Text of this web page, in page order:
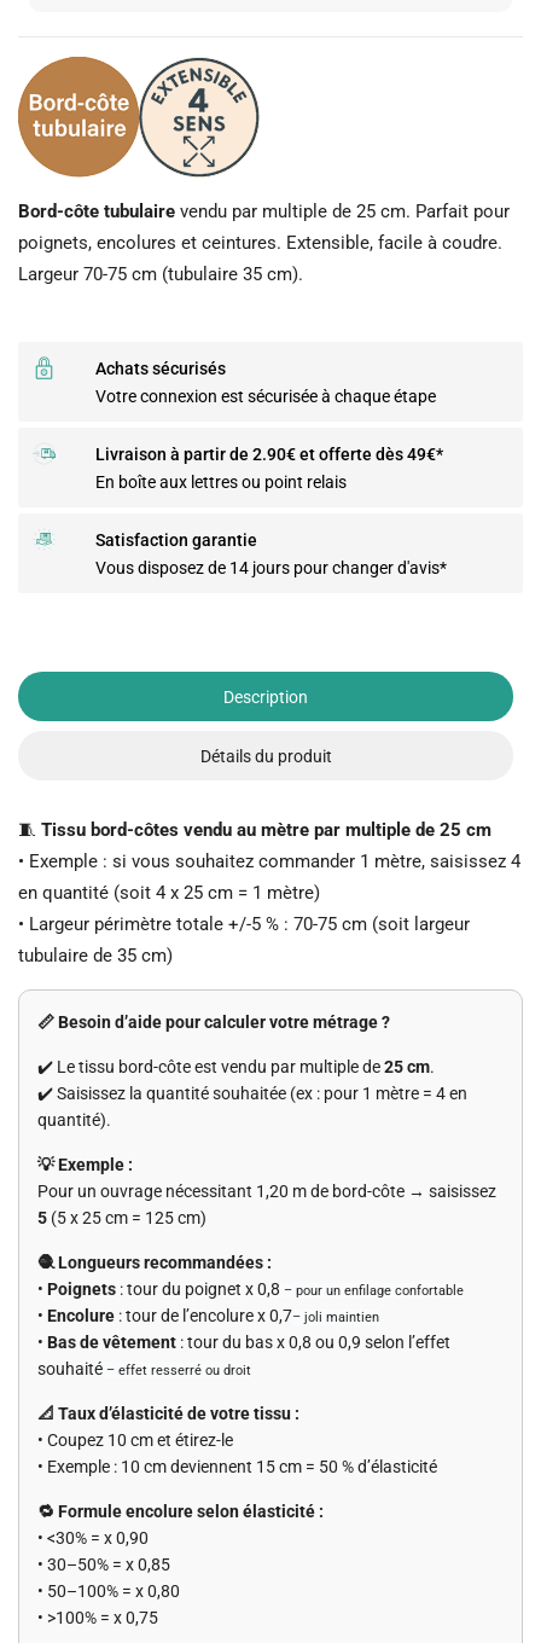
Bord-côte tubulaire vendu par multiple de 25 cm. Parfait pour
poignets, encolures et ceintures. Extensible, facile à coudre.
Largeur 70-75 cm (tubulaire 35 cm).
Achats sécurisés
Votre connexion est sécurisée à chaque étape
Livraison à partir de 2.90€ et offerte dès 49€*
En boîte aux lettres ou point relais
Satisfaction garantie
Vous disposez de 14 jours pour changer d'avis*
Description
Détails du produit
🧵 Tissu bord-côtes vendu au mètre par multiple de 25 cm
• Exemple : si vous souhaitez commander 1 mètre, saisissez 4
en quantité (soit 4 x 25 cm = 1 mètre)
• Largeur périmètre totale +/-5 % : 70-75 cm (soit largeur
tubulaire de 35 cm)
📏 Besoin d’aide pour calculer votre métrage ?
✔️ Le tissu bord-côte est vendu par multiple de25 cm.
✔️ Saisissez la quantité souhaitée (ex : pour 1 mètre = 4 en
quantité).
💡 Exemple :
Pour un ouvrage nécessitant 1,20 m de bord-côte → saisissez
5 (5 x 25 cm = 125 cm)
🧶 Longueurs recommandées :
• Poignets : tour du poignet x 0,8 – pour un enfilage confortable
• Encolure : tour de l’encolure x 0,7– joli maintien
• Bas de vêtement : tour du bas x 0,8 ou 0,9 selon l’effet
souhaité – effet resserré ou droit
📐 Taux d’élasticité de votre tissu :
• Coupez 10 cm et étirez-le
• Exemple : 10 cm deviennent 15 cm = 50 % d’élasticité
🔁 Formule encolure selon élasticité :
• <30% = x 0,90
• 30–50% = x 0,85
• 50–100% = x 0,80
• >100% = x 0,75